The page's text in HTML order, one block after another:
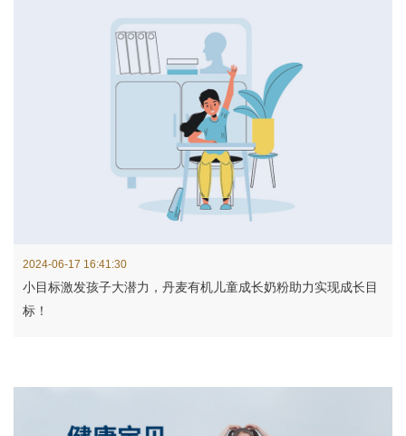
2024-06-17 16:41:30
小目标激发孩子大潜力，丹麦有机儿童成长奶粉助力实现成长目
标！